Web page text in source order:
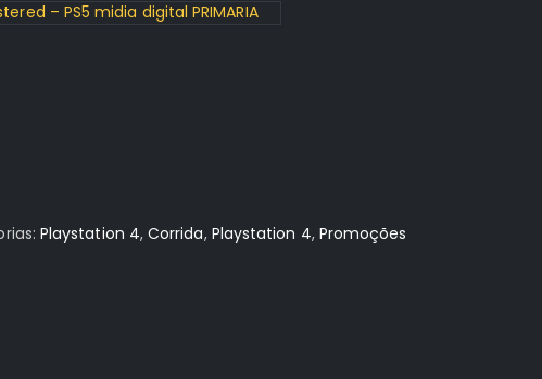
– PS5 midia digital PRIMARIA
Playstation 4,Corrida, Playstation 4, Promoções